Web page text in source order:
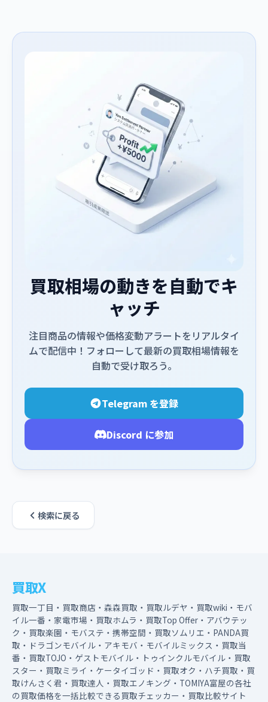
買取相場の動きを自動でキ
ャッチ
注目商品の情報や価格変動アラートをリアルタイ
ムで配信中！フォローして最新の買取相場情報を
自動で受け取ろう。
Telegram を登録
Discord に参加
検索に戻る
買取X
買取一丁目・買取商店・森森買取・買取ルデヤ・買取wiki・モバ
イル一番・家電市場・買取ホムラ・買取Top Offer・アバウテッ
ク・買取楽園・モバステ・携帯空間・買取ソムリエ・PANDA買
取・ドラゴンモバイル・アキモバ・モバイルミックス・買取当
番・買取TOJO・ゲストモバイル・トゥインクルモバイル・買取
スター・買取ミライ・ケータイゴッド・買取オク・ハチ買取・買
取けんさく君・買取達人・買取エノキング・TOMIYA富屋の各社
の買取価格を一括比較できる買取チェッカー・買取比較サイト